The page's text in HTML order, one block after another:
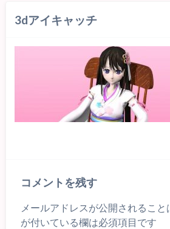
3dアイキャッチ
コメントを残す
メールアドレスが公開されること
が付いている欄は必須項目です